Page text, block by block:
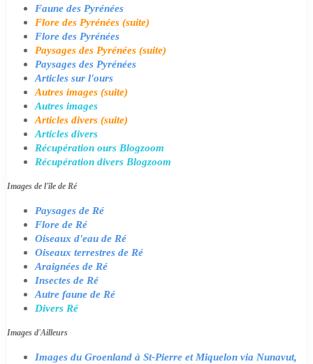
Faune des Pyrénées
Flore des Pyrénées (suite)
Flore des Pyrénées
Paysages des Pyrénées (suite)
Paysages des Pyrénées
Articles sur l'ours
Autres images (suite)
Autres images
Articles divers (suite)
Articles divers
Récupération ours Blogzoom
Récupération divers Blogzoom
Images de l'île de Ré
Paysages de Ré
Flore de Ré
Oiseaux d'eau de Ré
Oiseaux terrestres de Ré
Araignées de Ré
Insectes de Ré
Autre faune de Ré
Divers Ré
Images d'Ailleurs
Images du Groenland à St-Pierre et Miquelon via Nunavut,